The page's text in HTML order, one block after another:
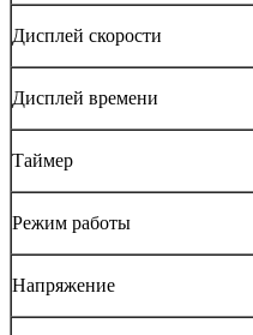
Дисплей скорости
Дисплей времени
Таймер
Режим работы
Напряжение